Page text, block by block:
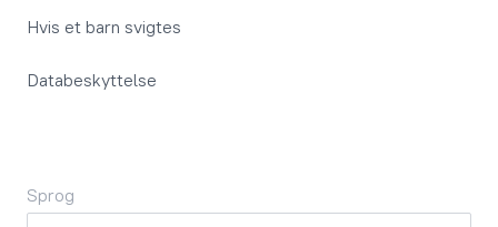
Hvis et barn svigtes
Databeskyttelse
Sprog
Sprog